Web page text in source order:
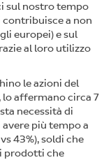
sul nostro tempo
a non
europei) e sul
al loro utilizzo
le azioni del
affermano circa 7
necessità di
più tempo a
43%), soldi che
prodotti che